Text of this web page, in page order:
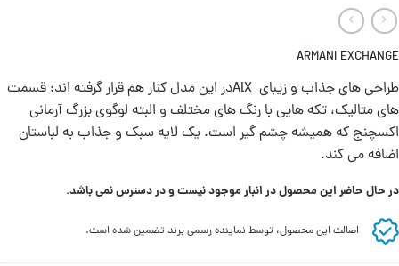
ARMANI EXCHANGE
طراحی های جذاب و زیبای AlXدر این مدل کنار هم قرار گرفته اند: قسمت
های متالیک، تکه هایی با رنگ های مختلف و البته لوگوی بزرگ آرمانی
اکسچنج که هميشه چشم گیر است. یک لایه سبک و جذاب به لباستان
اضافه می کند.
در حال حاضر این محصول در انبار موجود نیست و در دسترس نمی باشد.
اصالت این محصول، توسط نماینده رسمی برند تضمین شده است.